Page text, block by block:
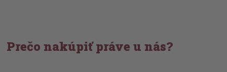
Prečo nakúpiť práve u nás?